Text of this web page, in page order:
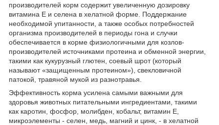
производителей корм содержит увеличенную дозировку
витамина Е и селена в хелатной форме. Поддержание
необходимой упитанности, а также особых потребностей
организма производителей в периоды гона и случки
обеспечивается в корме физиологичными для козлов-
производителей источниками протеина и обменной энергии,
такими как кукурузный глютен, соевый шрот (который
называют «защищенным протеином»), свекловичной
патокой, травяной мукой из разнотравья.
Эффективность корма усилена самыми важными для
здоровья животных питательными ингредиентами, такими
как каротин, фосфор, молибден, кобальт, витамин Е,
микроэлементы - селен, медь, магний и цинк, - в хелатной